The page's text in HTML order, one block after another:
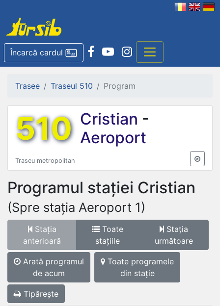
Încarcă cardul
Trasee Traseul 510 Program
510 Cristian -
Aeroport
Traseu metropolitan
Programul stației Cristian
(Spre stația Aeroport 1)
Stația
anterioară
Toate
stațiile
Stația
următoare
Arată programul
de acum
Toate programele
din stație
Tipărește